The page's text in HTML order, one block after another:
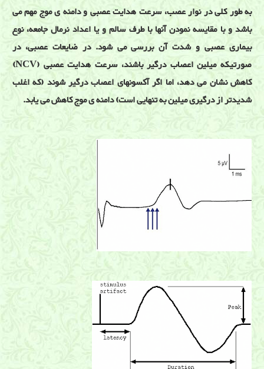
به طور کلی در نوار عصب، سرعت هدایت عصبی و دامنه ی موج مهم می
باشد و با مقایسه نمودن آنها با طرف سالم و یا اعداد نرمال جامعه، نوع
بیماری عصبی و شدت آن بررسی می شود. در ضایعات عصبی، در
صورتیکه میلین اعصاب درگیر باشند، سرعت هدایت عصبی (NCV)
کاهش نشان می دهد، اما اگر آکسونهای اعصاب درگیر شوند (که اغلب
شدیدتر از درگیری میلین به تنهایی است) دامنه ی موج کاهش می یابد.